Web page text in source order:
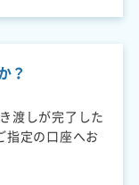
？
渡しが完了した
指定の口座へお